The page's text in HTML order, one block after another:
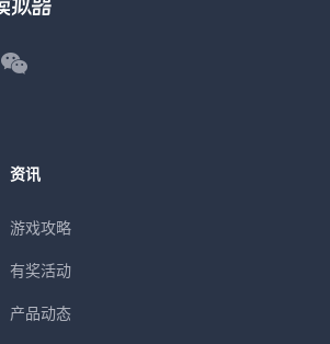
资讯
游戏攻略
有奖活动
产品动态